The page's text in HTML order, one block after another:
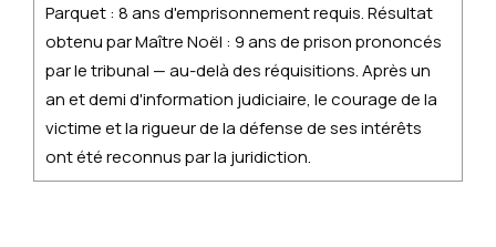
Parquet : 8 ans d'emprisonnement requis. Résultat
obtenu par Maître Noël : 9 ans de prison prononcés
par le tribunal — au-delà des réquisitions. Après un
an et demi d'information judiciaire, le courage de la
victime et la rigueur de la défense de ses intérêts
ont été reconnus par la juridiction.